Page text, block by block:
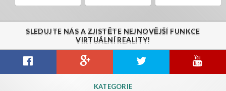
Caminandes
SLEDUJTE NÁS A ZJISTĚTE NEJNOVĚJŠÍ FUNKCE
VIRTUÁLNÍ REALITY!
KATEGORIE